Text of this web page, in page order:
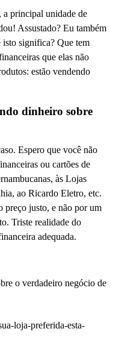
a principal unidade de
Assustado? Eu também
isto significa? Que tem
que elas não
estão vendendo
dinheiro sobre
Espero que você não
ou cartões de
às Lojas
ao Ricardo Eletro, etc.
preço justo, e não por um
Triste realidade do
adequada.
o verdadeiro negócio de
loja-preferida-esta-